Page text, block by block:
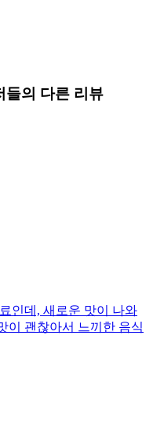
들의 다른 리뷰
인데, 새로운 맛이 나와
이 괜찮아서 느끼한 음식